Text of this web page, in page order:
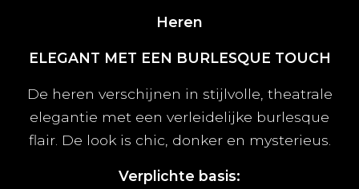
Heren
ELEGANT MET EEN BURLESQUE TOUCH
De heren verschijnen in stijlvolle, theatrale
elegantie met een verleidelijke burlesque
flair. De look is chic, donker en mysterieus.
Verplichte basis: